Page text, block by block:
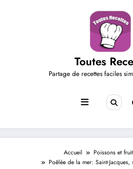
Toutes
Partage de recettes faciles
Accueil
Poissons et
Poêlée de la mer: Saint-Jacques,